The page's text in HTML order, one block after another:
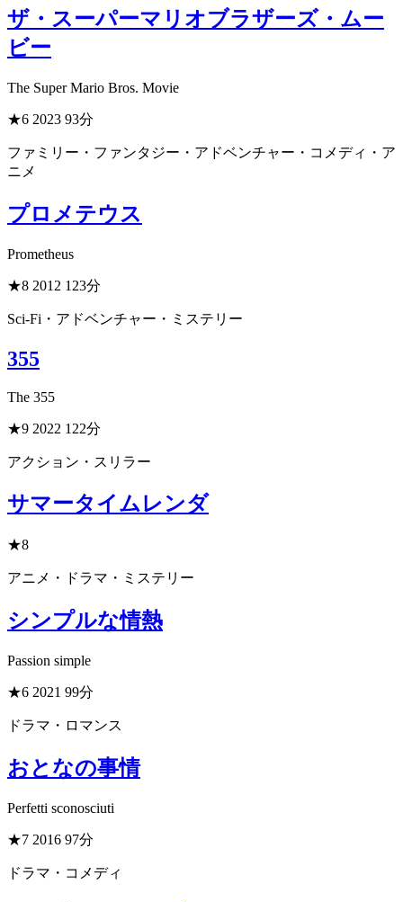
ザ・スーパーマリオブラザーズ・ムー
ビー
The Super Mario Bros. Movie
★6 2023 93分
ファミリー・ファンタジー・アドベンチャー・コメディ・ア
ニメ
プロメテウス
Prometheus
★8 2012 123分
Sci-Fi・アドベンチャー・ミステリー
355
The 355
★9 2022 122分
アクション・スリラー
サマータイムレンダ
★8
アニメ・ドラマ・ミステリー
シンプルな情熱
Passion simple
★6 2021 99分
ドラマ・ロマンス
おとなの事情
Perfetti sconosciuti
★7 2016 97分
ドラマ・コメディ